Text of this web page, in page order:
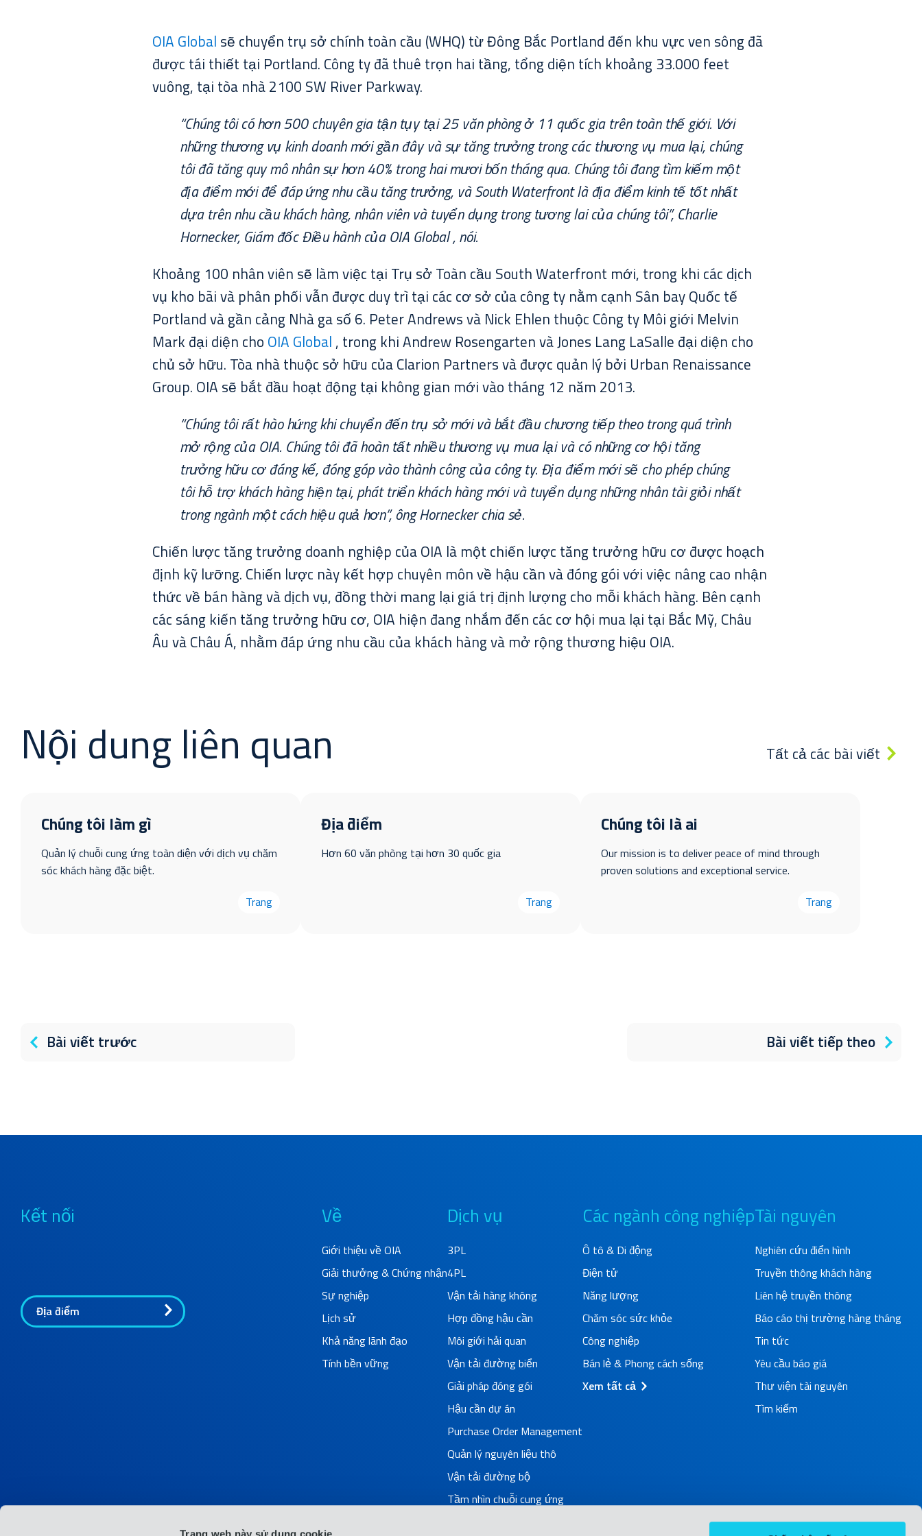
Trang web này sử dụng cookie
OIA Global sẽ chuyển trụ sở chính toàn cầu (WHQ) từ Đông Bắc Portland đến khu vực ven sông đã
được tái thiết tại Portland. Công ty đã thuê trọn hai tầng, tổng diện tích khoảng 33.000 feet
vuông, tại tòa nhà 2100 SW River Parkway.
“Chúng tôi có hơn 500 chuyên gia tận tụy tại 25 văn phòng ở 11 quốc gia trên toàn thế giới. Với
những thương vụ kinh doanh mới gần đây và sự tăng trưởng trong các thương vụ mua lại, chúng
tôi đã tăng quy mô nhân sự hơn 40% trong hai mươi bốn tháng qua. Chúng tôi đang tìm kiếm một
địa điểm mới để đáp ứng nhu cầu tăng trưởng, và South Waterfront là địa điểm kinh tế tốt nhất
dựa trên nhu cầu khách hàng, nhân viên và tuyển dụng trong tương lai của chúng tôi”, Charlie
Hornecker, Giám đốc Điều hành của OIA Global , nói.
Khoảng 100 nhân viên sẽ làm việc tại Trụ sở Toàn cầu South Waterfront mới, trong khi các dịch
vụ kho bãi và phân phối vẫn được duy trì tại các cơ sở của công ty nằm cạnh Sân bay Quốc tế
Portland và gần cảng Nhà ga số 6. Peter Andrews và Nick Ehlen thuộc Công ty Môi giới Melvin
Mark đại diện cho OIA Global , trong khi Andrew Rosengarten và Jones Lang LaSalle đại diện cho
chủ sở hữu. Tòa nhà thuộc sở hữu của Clarion Partners và được quản lý bởi Urban Renaissance
Group. OIA sẽ bắt đầu hoạt động tại không gian mới vào tháng 12 năm 2013.
“Chúng tôi rất hào hứng khi chuyển đến trụ sở mới và bắt đầu chương tiếp theo trong quá trình
mở rộng của OIA. Chúng tôi đã hoàn tất nhiều thương vụ mua lại và có những cơ hội tăng
trưởng hữu cơ đáng kể, đóng góp vào thành công của công ty. Địa điểm mới sẽ cho phép chúng
tôi hỗ trợ khách hàng hiện tại, phát triển khách hàng mới và tuyển dụng những nhân tài giỏi nhất
trong ngành một cách hiệu quả hơn”, ông Hornecker chia sẻ.
Chiến lược tăng trưởng doanh nghiệp của OIA là một chiến lược tăng trưởng hữu cơ được hoạch
định kỹ lưỡng. Chiến lược này kết hợp chuyên môn về hậu cần và đóng gói với việc nâng cao nhận
thức về bán hàng và dịch vụ, đồng thời mang lại giá trị định lượng cho mỗi khách hàng. Bên cạnh
các sáng kiến tăng trưởng hữu cơ, OIA hiện đang nhắm đến các cơ hội mua lại tại Bắc Mỹ, Châu
Âu và Châu Á, nhằm đáp ứng nhu cầu của khách hàng và mở rộng thương hiệu OIA.
Nội dung liên quan Tất cả các bài viết
Chúng tôi làm gì
Quản lý chuỗi cung ứng toàn diện với dịch vụ chăm
sóc khách hàng đặc biệt.
Trang
Địa điểm
Hơn 60 văn phòng tại hơn 30 quốc gia
Trang
Chúng tôi là ai
Our mission is to deliver peace of mind through
proven solutions and exceptional service.
Trang
Bài viết trước Bài viết tiếp theo
Kết nối
Địa điểm
Về
Giới thiệu về OIA
Giải thưởng & Chứng nhận
Sự nghiệp
Lịch sử
Khả năng lãnh đạo
Tính bền vững
Dịch vụ
3PL
4PL
Vận tải hàng không
Hợp đồng hậu cần
Môi giới hải quan
Vận tải đường biển
Giải pháp đóng gói
Hậu cần dự án
Purchase Order Management
Quản lý nguyên liệu thô
Vận tải đường bộ
Tầm nhìn chuỗi cung ứng
Các ngành công nghiệp
Ô tô & Di động
Điện tử
Năng lượng
Chăm sóc sức khỏe
Công nghiệp
Bán lẻ & Phong cách sống
Xem tất cả
Tài nguyên
Nghiên cứu điển hình
Truyền thông khách hàng
Liên hệ truyền thông
Báo cáo thị trường hàng tháng
Tin tức
Yêu cầu báo giá
Thư viện tài nguyên
Tìm kiếm